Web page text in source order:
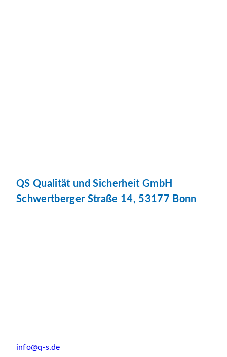
QS Qualität und Sicherheit GmbH
Schwertberger Straße 14, 53177 Bonn
info@q-s.de